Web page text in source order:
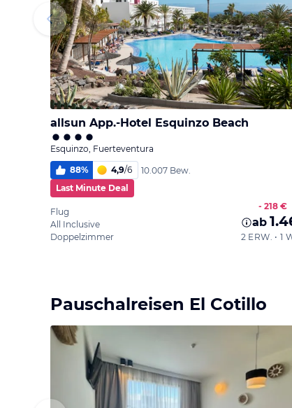
allsun App.-Hotel Esquinzo Beach
Esquinzo, Fuerteventura
88% 4,9/6
10.007 Bew.
Last Minute Deal
Flug
All Inclusive
Doppelzimmer
- 218 €
ab
2 ERW. • 1
Pauschalreisen El Cotillo